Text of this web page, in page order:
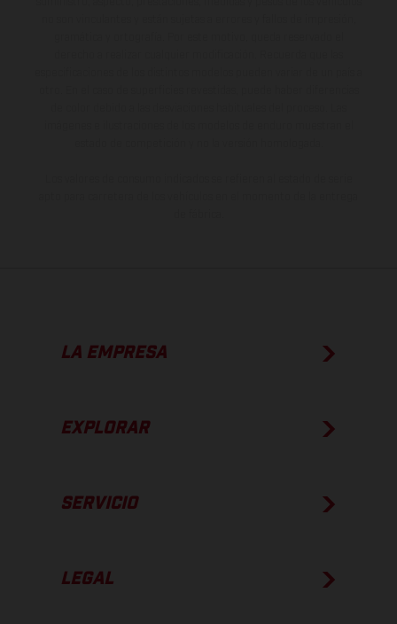
LA EMPRESA
EXPLORAR
SERVICIO
LEGAL